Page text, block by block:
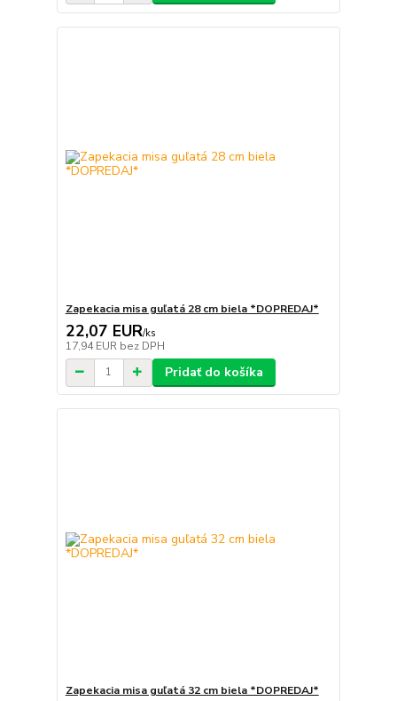
Zapekacia misa guľatá 28 cm biela *DOPREDAJ*
22,07 EUR/ks
17,94 EUR bez DPH
Pridať do košíka
Zapekacia misa guľatá 32 cm biela *DOPREDAJ*